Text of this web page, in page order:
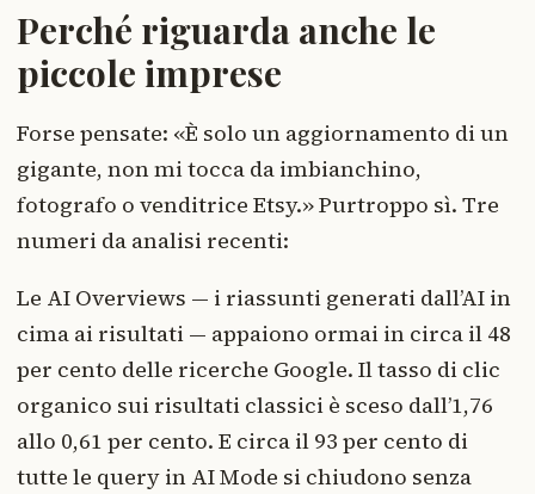
Perché riguarda anche le
piccole imprese
Forse pensate: «È solo un aggiornamento di un
gigante, non mi tocca da imbianchino,
fotografo o venditrice Etsy.» Purtroppo sì. Tre
numeri da analisi recenti:
Le AI Overviews — i riassunti generati dall’AI in
cima ai risultati — appaiono ormai in circa il 48
per cento delle ricerche Google. Il tasso di clic
organico sui risultati classici è sceso dall’1,76
allo 0,61 per cento. E circa il 93 per cento di
tutte le query in AI Mode si chiudono senza